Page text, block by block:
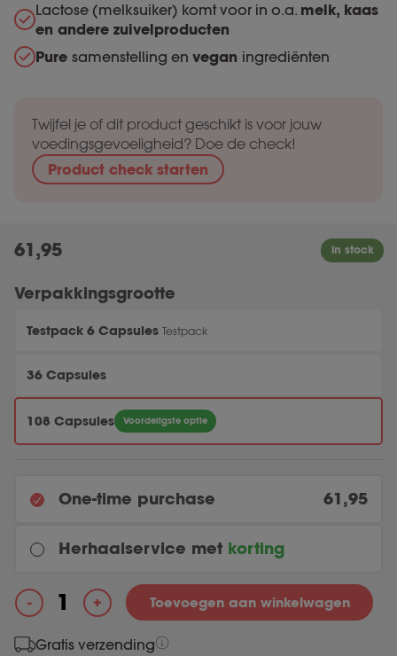
Lactose (melksuiker) komt voor in o.a. melk, kaas
en andere zuivelproducten
Pure samenstelling en vegan ingrediënten
Twijfel je of dit product geschikt is voor jouw
voedingsgevoeligheid? Doe de check!
Product check starten
Verpakkingsgrootte
Testpack 6 Capsules Testpack
36 Capsules
108 Capsules Voordeligste optie
One-time purchase 61,95
Herhaalservice met korting
Meest gekozen
Elke 3 maanden
Gratis verzending
61,95
-
Lactase 10.000 aantal
+ Toevoegen aan winkelwagen